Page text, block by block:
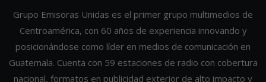
Grupo Emisoras Unidas es el primer grupo multimedios de
Centroamérica, con 60 años de experiencia innovando y
posicionándose como líder en medios de comunicación en
Guatemala. Cuenta con 59 estaciones de radio con cobertura
nacional, formatos en publicidad exterior de alto impacto y